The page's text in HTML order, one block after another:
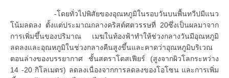
-โดยทั่วไปพิสัยของอุณหภูมิในรอบวันบนพื้นทวีปมีแนว
โน้มลดลง ตั้งแต่ประมาณกลางคริสต์ศตวรรษที่ 20ซึ่งเป็นผลมาจาก
การเพิ่มขึ้นของปริมาณ เมฆในท้องฟ้าทำให้ช่วงกลางวันมีอุณหภูมิ
ลดลงและอุณหภูมิในช่วงกลางคืนสูงขึ้นและคาดว่าอุณหภูมิบริเวณ
ตอนล่างของบรรยากาศ ชั้นสตราโตสเฟียร์ (สูงจากผิวโลกระหว่าง
14 -20 กิโลเมตร) ลดลงเนื่องจากการลดลงของโอโซน และการเพิ่ม